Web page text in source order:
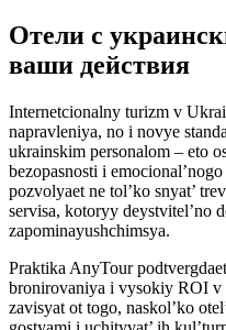
Отели с
ваши действия
Internetcionalny turizm v
napravleniya, no i novye
ukrainskim personalom – eto
bezopasnosti i
pozvolyaet ne tol’ko snyat’
servisa, kotoryy deystvitel’no
zapominayushchimsya.
Praktika AnyTour
bronirovaniya i vysokiy ROI v
zavisyat ot togo, naskol’ko